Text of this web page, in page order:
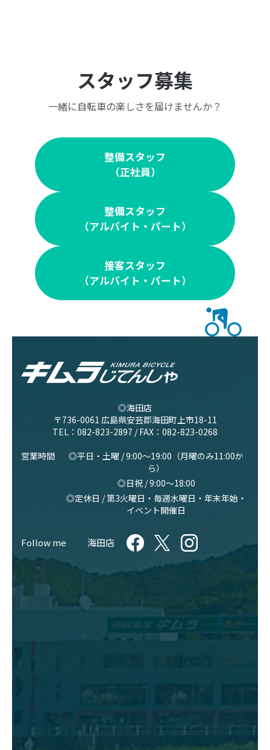
スタッフ募集
一緒に自転車の楽しさを届けませんか？
整備スタッフ
（正社員）
整備スタッフ
（アルバイト・パート）
接客スタッフ
（アルバイト・パート）
◎海田店
〒736-0061 広島県安芸郡海田町上市18-11
TEL： 082-823-2897 / FAX：082-823-0268
営業時間
◎平日・土曜 / 9:00〜19:00（月曜のみ11:00か
ら）
◎日祝 / 9:00〜18:00
◎定休日 / 第3火曜日・毎週水曜日・年末年始・
イベント開催日
Follow me 海田店